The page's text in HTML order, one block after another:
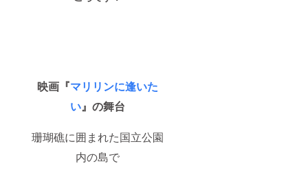
映画『マリリンに逢いた
い』の舞台
珊瑚礁に囲まれた国立公園
内の島で